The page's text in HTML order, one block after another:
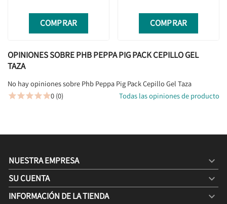
COMPRAR COMPRAR
OPINIONES SOBRE PHB PEPPA PIG PACK CEPILLO GEL
TAZA
No hay opiniones sobre Phb Peppa Pig Pack Cepillo Gel Taza
0 (0) Todas las opiniones de producto
NUESTRA EMPRESA 
SU CUENTA 
INFORMACIÓN DE LA TIENDA keyboard_arrow_down